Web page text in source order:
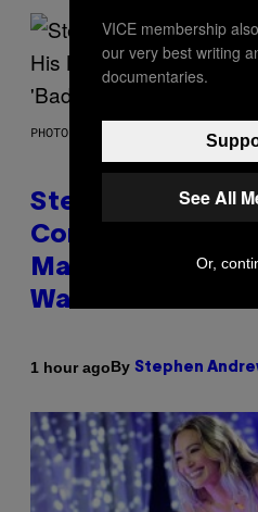
PHOTO BY JAMIE MCCARTHY/GETTY
Steve Lacy
Controversy of
Man’ Twist: ‘No
Was a Secret’
1 hour agoBy Stephen
VICE membership
our very best writing
documentaries.
See All
Or,